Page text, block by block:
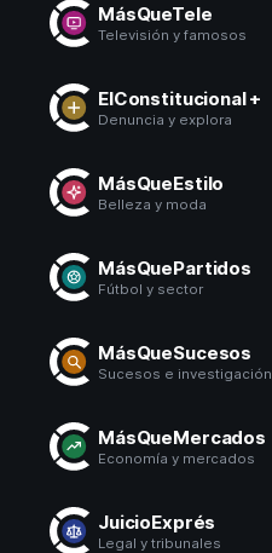
MásQueTele
Televisión y famosos
ElConstitucional +
Denuncia y explora
MásQueEstilo
Belleza y moda
MásQuePartidos
Fútbol y sector
MásQueSucesos
Sucesos e investigación
MásQueMercados
Economía y mercados
JuicioExprés
Legal y tribunales